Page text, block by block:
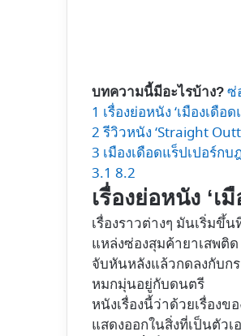
บทความนี้มีอะไรบ้าง? ซ่
1 เรื่องย่อหนัง ‘เมืองเดือ
2 รีวิวหนัง ‘Straight
3 เมืองเดือดแร็ปเปอร์กบ
3.1 8.2
เรื่องย่อหนัง ‘เ
เรื่องราวต่างๆ มันเริ่มขึ้
แหล่งซ่องสุมค้ายาเสพติ
จับหันหลังแล้วกดลงกับก
หมกมุ่นอยู่กับดนตรี
หนังเรื่องนี้ว่าด้วยเรื่อง
แสดงออกในสิ่งที่เป็นตัว